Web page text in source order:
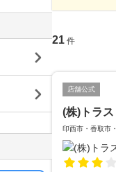
21 件
店舗公式
(株)トラ
印西市・香取市